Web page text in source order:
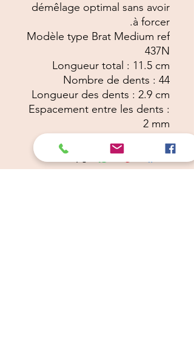
démêlage optimal sans avoir
à forcer.
Modèle type Brat Medium ref
437N
Longueur total : 11.5 cm
Nombre de dents : 44
Longueur des dents : 2.9 cm
Espacement entre les dents :
2 mm